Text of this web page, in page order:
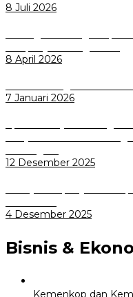
8 Juli 2026
8 April 2026
7 Januari 2026
12 Desember 2025
4 Desember 2025
Bisnis &
Kemenkop dan